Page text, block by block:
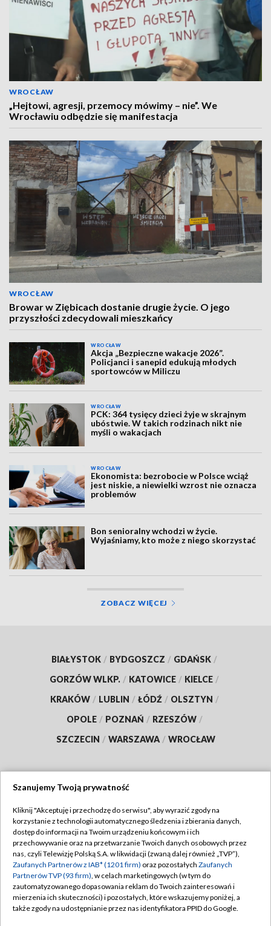
WROCŁAW
„Hejtowi, agresji, przemocy mówimy – nie”. We
Wrocławiu odbędzie się manifestacja
WROCŁAW
Browar w Ziębicach dostanie drugie życie. O jego
przyszłości zdecydowali mieszkańcy
WROCŁAW
Akcja „Bezpieczne wakacje 2026”.
Policjanci i sanepid edukują młodych
sportowców w Miliczu
WROCŁAW
PCK: 364 tysięcy dzieci żyje w skrajnym
ubóstwie. W takich rodzinach nikt nie
myśli o wakacjach
WROCŁAW
Ekonomista: bezrobocie w Polsce wciąż
jest niskie, a niewielki wzrost nie oznacza
problemów
Bon senioralny wchodzi w życie.
Wyjaśniamy, kto może z niego skorzystać
ZOBACZ WIĘCEJ
BIAŁYSTOK / BYDGOSZCZ / GDAŃSK /
GORZÓW WLKP. / KATOWICE / KIELCE /
KRAKÓW / LUBLIN / ŁÓDŹ / OLSZTYN /
OPOLE / POZNAŃ / RZESZÓW /
SZCZECIN / WARSZAWA / WROCŁAW
TVP
Abonament TVP
Emisja w TVP
Centrum informacji TVP
Naziemna Telewizja Cyfrowa
Regulamin TVP
Polityka prywatności
Moje zgody
Pomoc
Szanujemy Twoją prywatność
Kliknij "Akceptuję i przechodzę do serwisu", aby wyrazić zgody na
korzystanie z technologii automatycznego śledzenia i zbierania danych,
dostęp do informacji na Twoim urządzeniu końcowym i ich
przechowywanie oraz na przetwarzanie Twoich danych osobowych przez
nas, czyli Telewizję Polską S.A. w likwidacji (zwaną dalej również „TVP”),
Zaufanych Partnerów z IAB* (1201 firm) oraz pozostałych Zaufanych
Partnerów TVP (93 firm), w celach marketingowych (w tym do
zautomatyzowanego dopasowania reklam do Twoich zainteresowań i
mierzenia ich skuteczności) i pozostałych, które wskazujemy poniżej, a
także zgody na udostępnianie przez nas identyfikatora PPID do Google.